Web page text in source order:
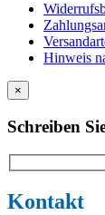
Hinweis
×
Schreiben
Kontakt